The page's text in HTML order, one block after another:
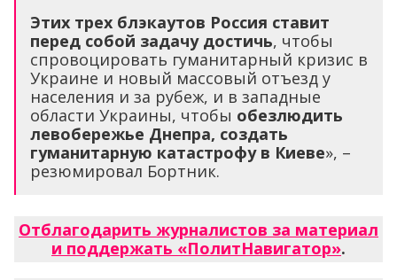
Этих трех блэкаутов Россия ставит
перед собой задачу достичь, чтобы
спровоцировать гуманитарный кризис в
Украине и новый массовый отъезд у
населения и за рубеж, и в западные
области Украины, чтобы обезлюдить
левобережье Днепра, создать
гуманитарную катастрофу в Киеве», –
резюмировал Бортник.
Отблагодарить журналистов за материал
и поддержать «ПолитНавигатор».